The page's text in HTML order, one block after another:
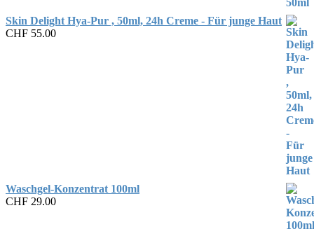
Skin Delight Hya-Pur , 50ml, 24h Creme - Für junge Haut
CHF 55.00
Waschgel-Konzentrat 100ml
CHF 29.00